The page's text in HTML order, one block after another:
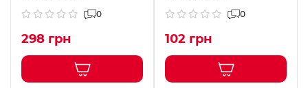
0
298 грн
0
102 грн